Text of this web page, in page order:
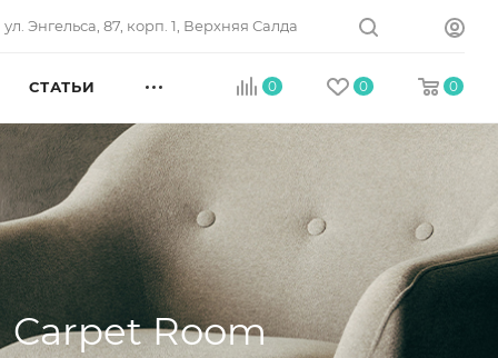
ул. Энгельса, 87, корп. 1, Верхняя Салда
0 0 0
СТАТЬИ
Carpet Room